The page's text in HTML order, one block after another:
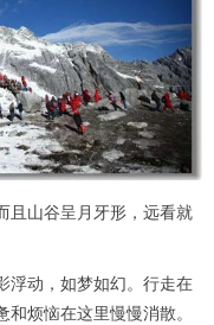
且山谷呈月牙形，远看就
浮动，如梦如幻。行走在
烦恼在这里慢慢消散。